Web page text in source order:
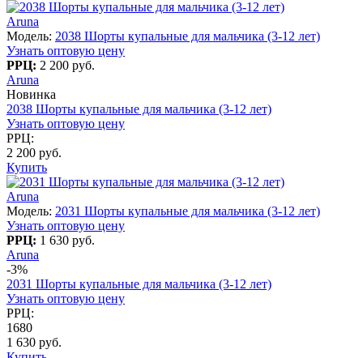
Aruna
Модель: 2038 Шорты купальные для мальчика (3-12 лет)
Узнать оптовую цену
РРЦ: 2 200 руб.
Aruna
Новинка
2038 Шорты купальные для мальчика (3-12 лет)
Узнать оптовую цену
РРЦ:
2 200 руб.
Купить
Aruna
Модель: 2031 Шорты купальные для мальчика (3-12 лет)
Узнать оптовую цену
РРЦ: 1 630 руб.
Aruna
-3%
2031 Шорты купальные для мальчика (3-12 лет)
Узнать оптовую цену
РРЦ:
1680
1 630 руб.